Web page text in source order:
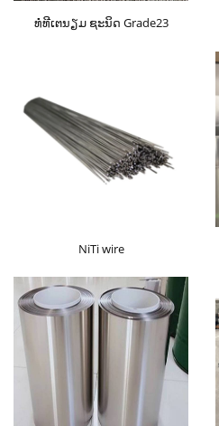
ທໍ່ທີເຕນຽມ ຊະນິດ Grade23
NiTi wire